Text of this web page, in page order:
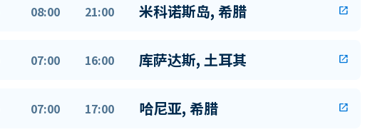
08:00 21:00 米科诺斯岛, 希腊 open_in_new
07:00 16:00 库萨达斯, 土耳其 open_in_new
07:00 17:00 哈尼亚, 希腊 open_in_new